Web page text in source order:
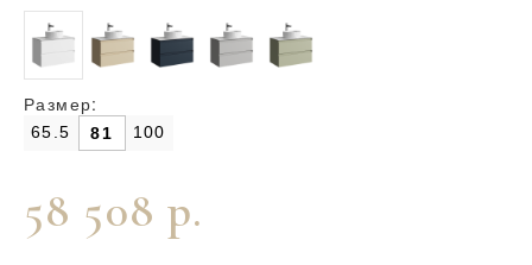
58 508 р.
Размер:
65.5 81 100